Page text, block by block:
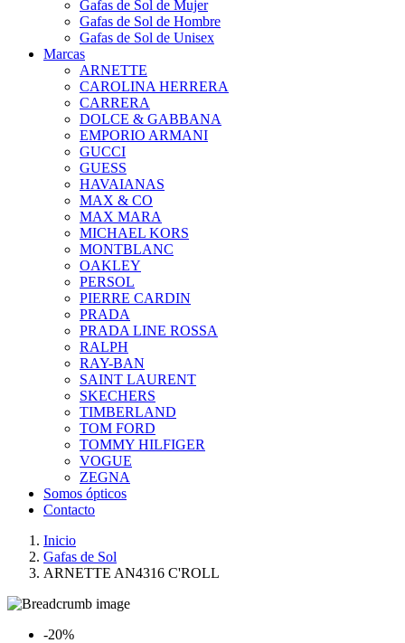
Gafas de Sol de Mujer
Gafas de Sol de Hombre
Gafas de Sol de Unisex
Marcas
ARNETTE
CAROLINA HERRERA
CARRERA
DOLCE & GABBANA
EMPORIO ARMANI
GUCCI
GUESS
HAVAIANAS
MAX & CO
MAX MARA
MICHAEL KORS
MONTBLANC
OAKLEY
PERSOL
PIERRE CARDIN
PRADA
PRADA LINE ROSSA
RALPH
RAY-BAN
SAINT LAURENT
SKECHERS
TIMBERLAND
TOM FORD
TOMMY HILFIGER
VOGUE
ZEGNA
Somos ópticos
Contacto
Inicio
Gafas de Sol
ARNETTE AN4316 C'ROLL
-20%